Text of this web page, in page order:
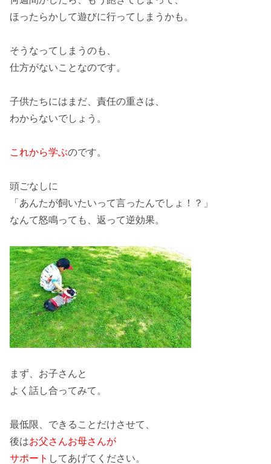
ほったらかして遊びに行ってしまうかも。
そうなってしまうのも、
仕方がないことなのです。
子供たちには まだ、責任の重さは、
わからないでしょう。
これから学ぶのです。
頭ごなしに
「あんたが飼いたいって言ったんでしょ！？」
なんて怒鳴っても、返って逆効果。
まず、お子さんと
よく話し合ってみて。
最低限、 できること だけさせて、
後はお父さんお母さんが
サポート してあげてください。